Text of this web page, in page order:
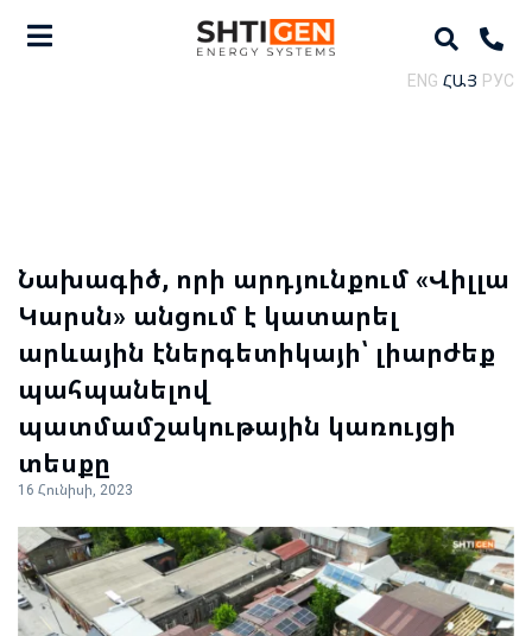
ENG ՀԱՅ РУС
Նախագիծ, որի արդյունքում «Վիլլա
Կարսն» անցում է կատարել
արևային էներգետիկայի՝ լիարժեք
պահպանելով
պատմամշակութային կառույցի
տեսքը
16 Հունիսի, 2023